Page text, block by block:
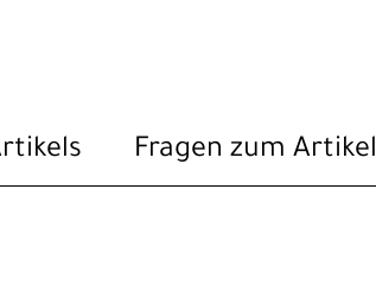
Fragen zum Artikel